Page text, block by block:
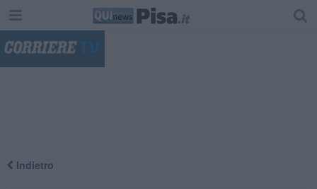
Indietro